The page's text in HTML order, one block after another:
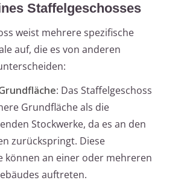
Staffelgeschosses
weist mehrere spezifische
auf, die es von anderen
: Das Staffelgeschoss
Grundfläche als die
Stockwerke, da es an den
zurückspringt. Diese
können an einer oder mehreren
auftreten.